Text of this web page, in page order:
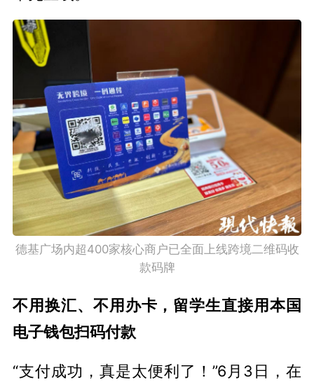
德基广场内超400家核心商户已全面上线跨境二维码收
款码牌
不用换汇、不用办卡，留学生直接用本国
电子钱包扫码付款
“支付成功，真是太便利了！”6月3日，在